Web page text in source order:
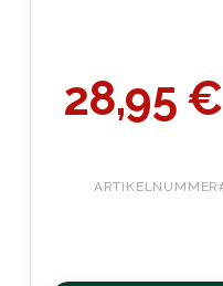
28,95 €
ARTIKELNUMMER